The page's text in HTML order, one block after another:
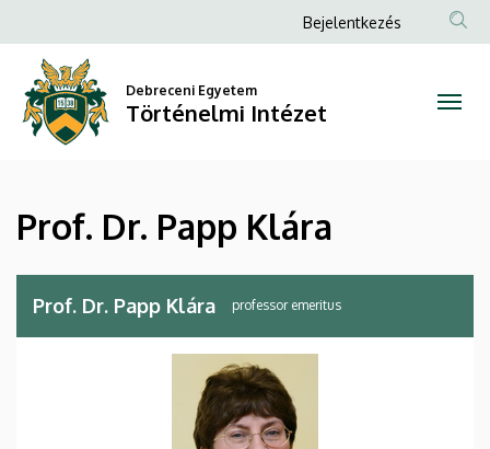
Dr.
Papp
Klára
Történelmi
Intézet
a
tartalomra
Anonim
menüje
Bejelentkezés
Debreceni Egyetem
Történelmi Intézet
Prof. Dr. Papp Klára
Prof. Dr. Papp Klára professor emeritus